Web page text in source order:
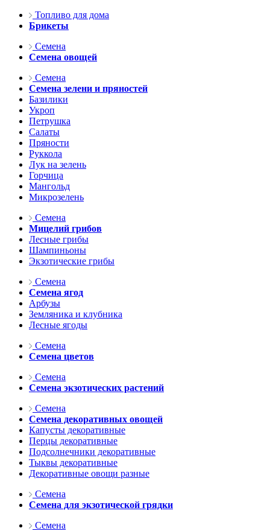
Топливо для дома
Брикеты
Семена
Семена овощей
Семена
Семена зелени и пряностей
Базилики
Укроп
Петрушка
Салаты
Пряности
Руккола
Лук на зелень
Горчица
Мангольд
Микрозелень
Семена
Мицелий грибов
Лесные грибы
Шампиньоны
Экзотические грибы
Семена
Семена ягод
Арбузы
Земляника и клубника
Лесные ягоды
Семена
Семена цветов
Семена
Семена экзотических растений
Семена
Семена декоративных овощей
Капусты декоративные
Перцы декоративные
Подсолнечники декоративные
Тыквы декоративные
Декоративные овощи разные
Семена
Семена для экзотической грядки
Семена